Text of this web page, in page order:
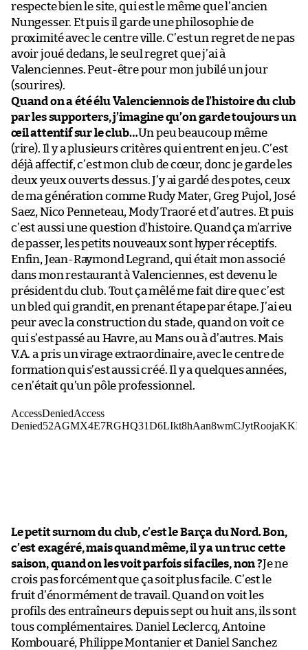
respecte bien le site, qui est le même que l’ancien
Nungesser. Et puis il garde une philosophie de
proximité avec le centre ville. C’est un regret de ne pas
avoir joué dedans, le seul regret que j’ai à
Valenciennes. Peut-être pour mon jubilé un jour
(sourires).
Quand on a été élu Valenciennois de l’histoire du club
par les supporters, j’imagine qu’on garde toujours un
œil attentif sur le club…Un peu beaucoup même
(rire). Il y a plusieurs critères qui entrent en jeu. C’est
déjà affectif, c’est mon club de cœur, donc je garde les
deux yeux ouverts dessus. J’y ai gardé des potes, ceux
de ma génération comme Rudy Mater, Greg Pujol, José
Saez, Nico Penneteau, Mody Traoré et d’autres. Et puis
c’est aussi une question d’histoire. Quand ça m’arrive
de passer, les petits nouveaux sont hyper réceptifs.
Enfin, Jean-Raymond Legrand, qui était mon associé
dans mon restaurant à Valenciennes, est devenu le
président du club. Tout ça mêlé me fait dire que c’est
un bled qui grandit, en prenant étape par étape. J’ai eu
peur avec la construction du stade, quand on voit ce
qui s’est passé au Havre, au Mans ou à d’autres. Mais
V.A. a pris un virage extraordinaire, avec le centre de
formation qui s’est aussi créé. Il y a quelques années,
ce n’était qu’un pôle professionnel.
Le petit surnom du club, c’est le Barça du Nord. Bon,
c’est exagéré, mais quand même, il y a un truc cette
saison, quand on les voit parfois si faciles, non ?Je ne
crois pas forcément que ça soit plus facile. C’est le
fruit d’énormément de travail. Quand on voit les
profils des entraîneurs depuis sept ou huit ans, ils sont
tous complémentaires. Daniel Leclercq, Antoine
Kombouaré, Philippe Montanier et Daniel Sanchez